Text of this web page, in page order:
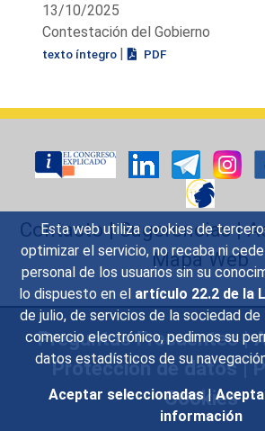
Esta web utiliza cookies de
optimizar el servicio, no recaba ni
personal de los usuarios sin su
lo dispuesto en el artículo 22.2 de la
de julio, de servicios de la sociedad
comercio electrónico, pedimos su
datos estadísticos de su
Aceptar seleccionadas |
información
13/10/2025
Contestación del Gobierno
texto íntegro | PDF
Contacto|Sugerencias|
Mapa Web
Preguntas Frecuentes|
Protección de datos|
Cookies